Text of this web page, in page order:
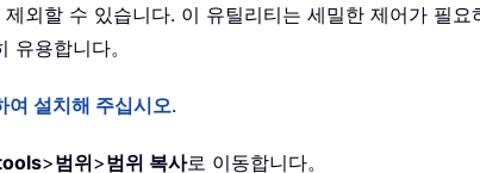
외할 수 있습니다. 이 유틸리티는 세밀한 제어가 필
용합니다。
여 설치해 주십시오.
>범위>범위 복사로 이동합니다。